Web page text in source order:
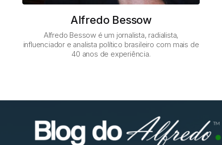
Alfredo Bessow
Alfredo Bessow é um jornalista, radialista,
influenciador e analista político brasileiro com mais de
40 anos de experiência.